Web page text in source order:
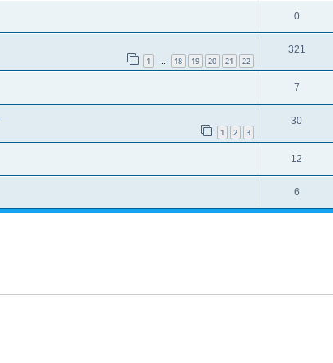
0
1 … 18 19 20 21 22
321
7
1 2 3
30
12
6